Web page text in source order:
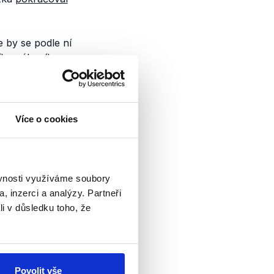
Více o cookies
využíváme soubory
inzerci a analýzy. Partneři
v důsledku toho, že
Povolit vše
by se podle ní
zákoníku.
chvíle. Piráti
klubyvetovaly
skutečně jako
byli
Alena
Zdeňka Hřiba